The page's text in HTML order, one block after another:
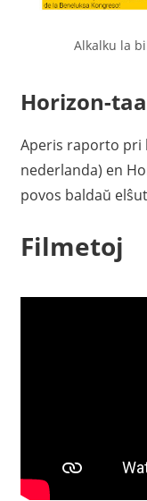
Alkalku la
Horizon-
Aperis raporto pri
nederlanda) en
povos baldaŭ
Filmetoj